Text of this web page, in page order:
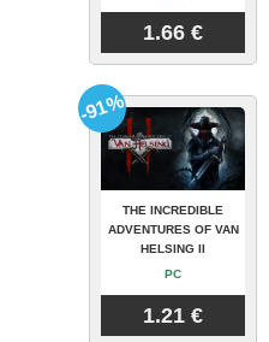
1.66 €
THE INCREDIBLE
ADVENTURES OF VAN
HELSING II
PC
1.21 €
-91%